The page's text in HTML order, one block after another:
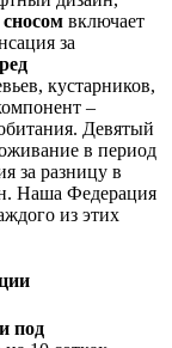
включает
за
кустарников,
–
Девятый
в период
за разницу в
Наша Федерация
из этих
под